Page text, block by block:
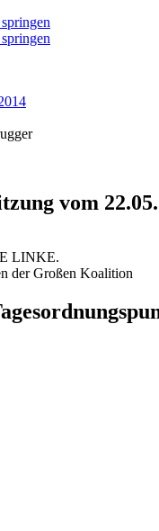
vom
LINKE.
der Großen Koalition